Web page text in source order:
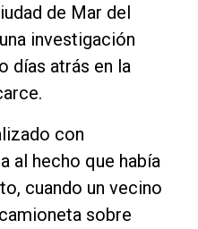
de Mar del
investigación
días atrás en la
con
al hecho que había
cuando un vecino
sobre